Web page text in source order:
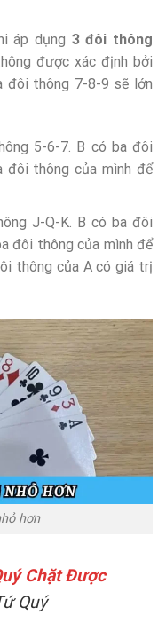
áp dụng 3 đôi thông
được xác định bởi
đôi thông 7-8-9 sẽ lớn
5-6-7. B có ba đôi
đôi thông của mình để
J-Q-K. B có ba đôi
đôi thông của mình để
thông của A có giá trị
hơn
Chặt Được
Quý